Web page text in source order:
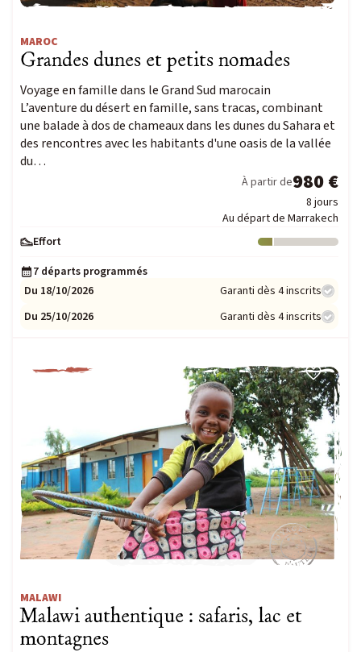
MAROC
Grandes dunes et petits nomades
Voyage en famille dans le Grand Sud marocain
L’aventure du désert en famille, sans tracas, combinant
une balade à dos de chameaux dans les dunes du Sahara et
des rencontres avec les habitants d'une oasis de la vallée
du…
À partir de980 €
8 jours
Au départ de Marrakech
Effort
Niveau : 1
7 départs programmés
Du 18/10/2026
Garanti dès 4 inscrits
Du 25/10/2026
Garanti dès 4 inscrits
NOUVEAUTÉ
MALAWI
Malawi authentique : safaris, lac et
montagnes